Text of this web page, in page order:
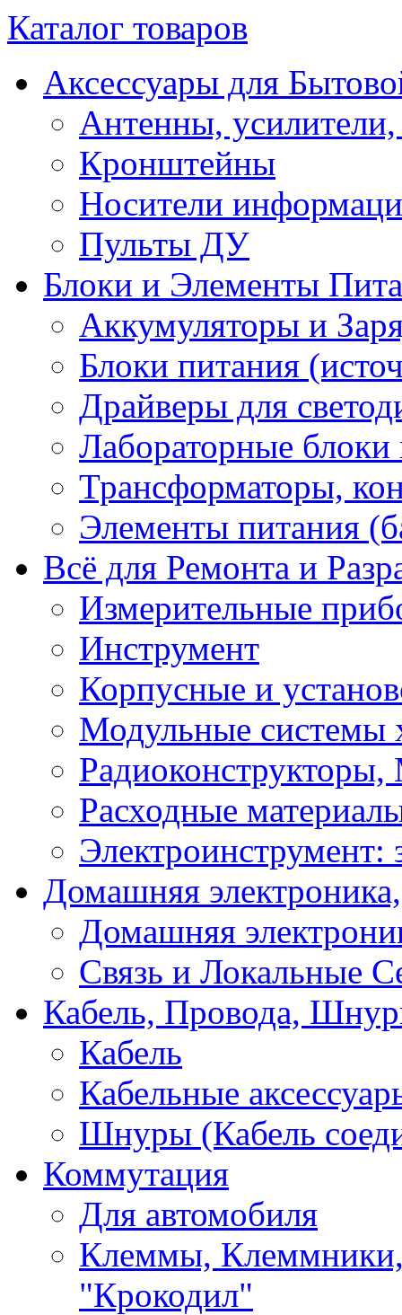
Каталог товаров
Аксессуары для
Антенны, усилители,
Кронштейны
Носители
Пульты ДУ
Блоки и Элементы
Аккумуляторы и
Блоки питания
Драйверы для
Лабораторные блоки
Трансформаторы,
Элементы питания
Всё для Ремонта и
Измерительные
Инструмент
Корпусные и
Модульные системы
Расходные
Электроинструмент:
Домашняя
Домашняя
Связь и Локальные
Кабель, Провода,
Кабель
Кабельные
Шнуры (Кабель
Коммутация
Для автомобиля
Клеммы,
"Крокодил"